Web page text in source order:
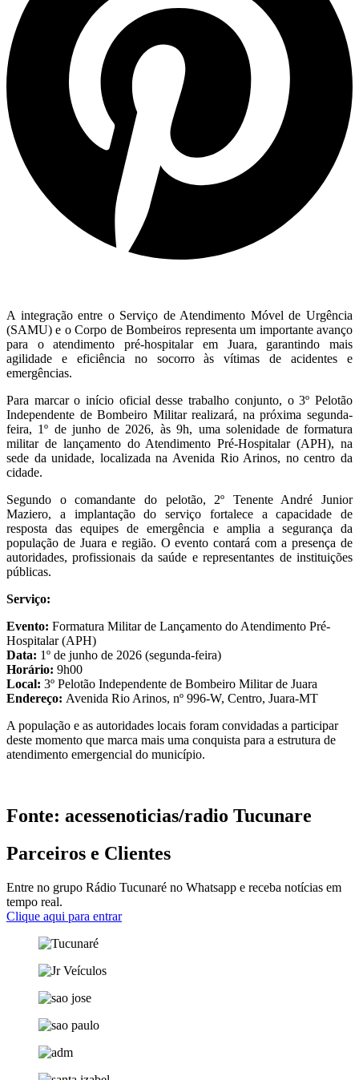
A integração entre o Serviço de Atendimento Móvel de Urgência
(SAMU) e o Corpo de Bombeiros representa um importante avanço
para o atendimento pré-hospitalar em Juara, garantindo mais
agilidade e eficiência no socorro às vítimas de acidentes e
emergências.
Para marcar o início oficial desse trabalho conjunto, o 3º Pelotão
Independente de Bombeiro Militar realizará, na próxima segunda-
feira, 1º de junho de 2026, às 9h, uma solenidade de formatura
militar de lançamento do Atendimento Pré-Hospitalar (APH), na
sede da unidade, localizada na Avenida Rio Arinos, no centro da
cidade.
Segundo o comandante do pelotão, 2º Tenente André Junior
Maziero, a implantação do serviço fortalece a capacidade de
resposta das equipes de emergência e amplia a segurança da
população de Juara e região. O evento contará com a presença de
autoridades, profissionais da saúde e representantes de instituições
públicas.
Serviço:
Evento: Formatura Militar de Lançamento do Atendimento Pré-
Hospitalar (APH)
Data: 1º de junho de 2026 (segunda-feira)
Horário: 9h00
Local: 3º Pelotão Independente de Bombeiro Militar de Juara
Endereço: Avenida Rio Arinos, nº 996-W, Centro, Juara-MT
A população e as autoridades locais foram convidadas a participar
deste momento que marca mais uma conquista para a estrutura de
atendimento emergencial do município.
Fonte: acessenoticias/radio Tucunare
Parceiros e Clientes
Entre no grupo Rádio Tucunaré no Whatsapp e receba notícias em
tempo real.
Clique aqui para entrar